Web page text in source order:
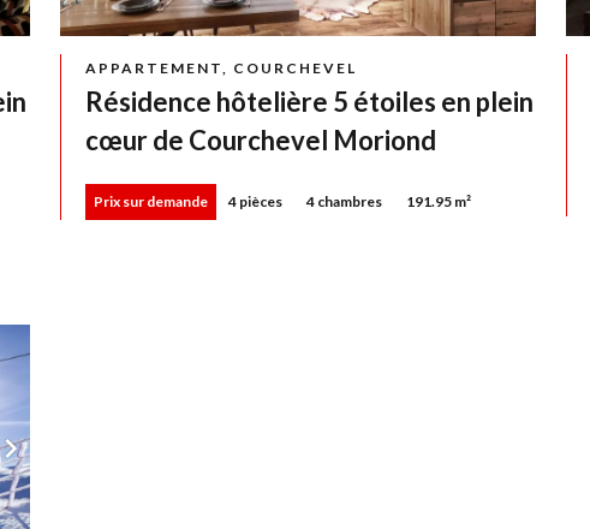
APPARTEMENT, COURCHEVEL
Résidence hôtelière 5 étoiles en plein
cœur de Courchevel Moriond
Prix sur demande 4 pièces 4 chambres 191.95 m²